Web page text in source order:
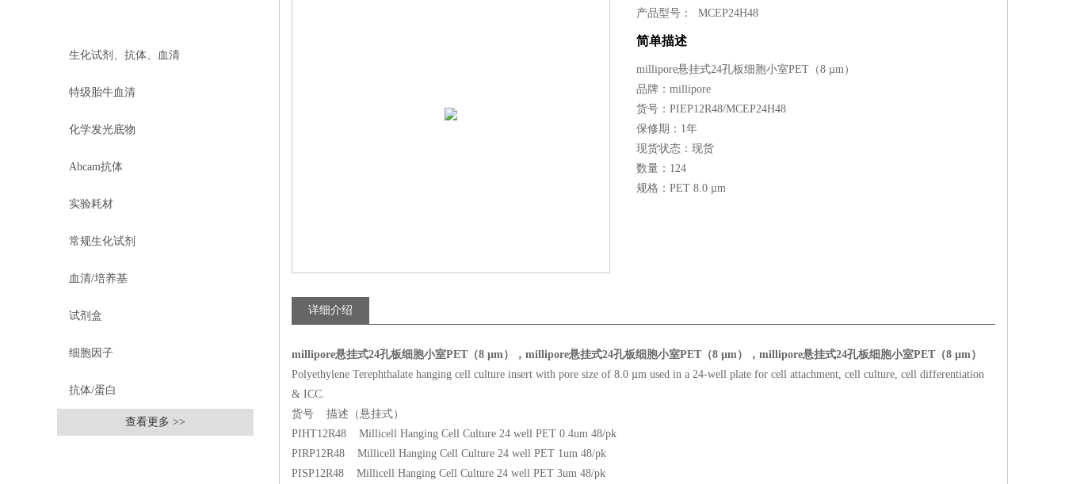
生化试剂、抗体、血清
特级胎牛血清
化学发光底物
Abcam抗体
实验耗材
常规生化试剂
血清/培养基
试剂盒
细胞因子
抗体/蛋白
查看更多 >>
产品型号：MCEP24H48
简单描述
millipore悬挂式24孔板细胞小室PET（8 µm）
品牌：millipore
货号：PIEP12R48/MCEP24H48
保修期：1年
现货状态：现货
数量：124
规格：PET 8.0 µm
详细介绍
millipore悬挂式24孔板细胞小室PET（8 µm），millipore悬挂式24孔板细胞小室PET（8 µm），millipore悬挂式24孔板细胞小室PET（8 µm）
Polyethylene Terephthalate hanging cell culture insert with pore size of 8.0 µm used in a 24-well plate for cell attachment, cell culture, cell differentiation
& ICC.
货号 描述（悬挂式）
PIHT12R48 Millicell Hanging Cell Culture 24 well PET 0.4um 48/pk
PIRP12R48 Millicell Hanging Cell Culture 24 well PET 1um 48/pk
PISP12R48 Millicell Hanging Cell Culture 24 well PET 3um 48/pk